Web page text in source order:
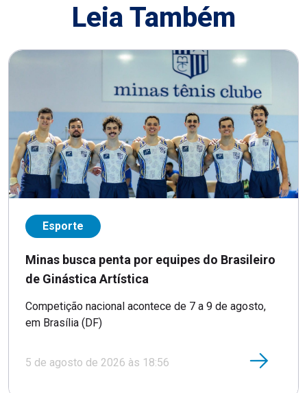
Leia Também
Esporte
Minas busca penta por equipes do Brasileiro
de Ginástica Artística
Competição nacional acontece de 7 a 9 de agosto,
em Brasília (DF)
5 de agosto de 2026 às 18:56